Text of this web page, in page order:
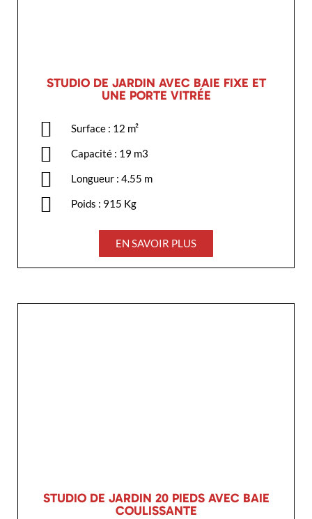
STUDIO DE JARDIN AVEC BAIE FIXE ET
UNE PORTE VITRÉE
Surface : 12 m²
Capacité : 19 m3
Longueur : 4.55 m
Poids : 915 Kg
EN SAVOIR PLUS
STUDIO DE JARDIN 20 PIEDS AVEC BAIE
COULISSANTE